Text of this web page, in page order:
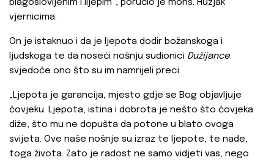
blagoslovljenim i lijepim“, poručio je mons. Huzjak
vjernicima.
On je istaknuo i da je ljepota dodir božanskoga i
ljudskoga te da noseći nošnju sudionici Dužijance
svjedoče ono što su im namrijeli preci.
„Ljepota je garancija, mjesto gdje se Bog objavljuje
čovjeku. Ljepota, istina i dobrota je nešto što čovjeka
diže, što mu ne dopušta da potone u blato ovoga
svijeta. Ove naše nošnje su izraz te ljepote, te nade,
toga života. Zato je radost ne samo vidjeti vas, nego